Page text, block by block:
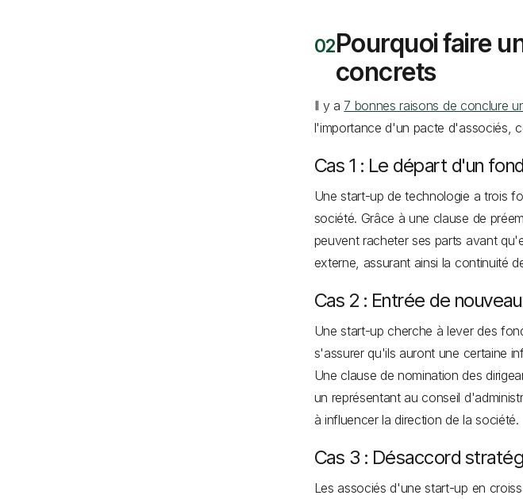
Pourquoi faire
concrets
Il y a 7 bonnes raisons de conclure
l'importance d'un pacte d'associés,
Cas 1 : Le départ d'un
Une start-up de technologie a trois
société. Grâce à une clause de
peuvent racheter ses parts avant
externe, assurant ainsi la continuité
Cas 2 : Entrée de
Une start-up cherche à lever des
s'assurer qu'ils auront une certaine
Une clause de nomination des
un représentant au conseil
à influencer la direction de la société.
Cas 3 : Désaccord
Les associés d'une start-up en